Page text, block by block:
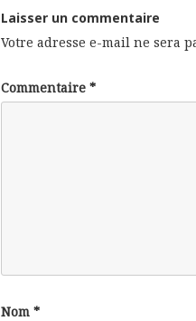
Laisser un commentaire
Votre adresse e-mail ne sera
Commentaire *
Nom *